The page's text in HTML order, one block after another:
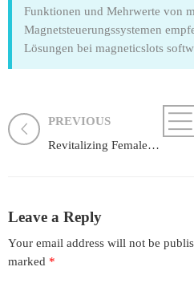
Funktionen und Mehrwerte von
Magnetsteuerungssystemen
Lösungen bei magneticslots
PREVIOUS
Revitalizing Female-Centered Cinema: The Power of Interactive Streaming of Chick Flicks
Leave a Reply
Your email address will not be
marked *